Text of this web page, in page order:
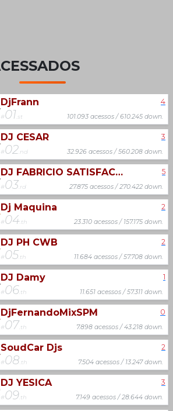
DjFrann 4
#01 .st 101.093 acessos / 610.245 down.
DJ CESAR 3
#02 .nd 32.926 acessos / 560.208 down.
DJ FABRICIO SATISFACTION 5
#03 .rd 27.875 acessos / 270.422 down.
Dj Maquina 2
#04.th 23.310 acessos / 157.175 down.
DJ PH CWB 2
#05 .th 11.684 acessos / 57.708 down.
DJ Damy 1
#06 .th 11.651 acessos / 57.311 down.
DjFernandoMixSPM 0
#07 .th 7.898 acessos / 43.218 down.
SoudCar Djs 2
#08 .th 7.504 acessos / 13.247 down.
DJ YESICA 3
#09.th 7.149 acessos / 28.644 down.